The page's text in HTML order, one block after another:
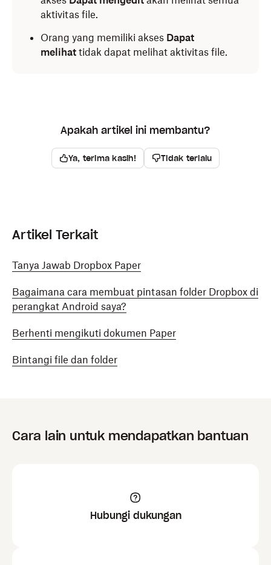
aktivitas file.
Orang yang memiliki akses Dapat
melihat tidak dapat melihat aktivitas file.
Apakah artikel ini membantu?
Ya, terima kasih! Tidak terlalu
Artikel Terkait
Tanya Jawab Dropbox Paper
Bagaimana cara membuat pintasan folder Dropbox di
perangkat Android saya?
Berhenti mengikuti dokumen Paper
Bintangi file dan folder
Cara lain untuk mendapatkan bantuan
Hubungi dukungan